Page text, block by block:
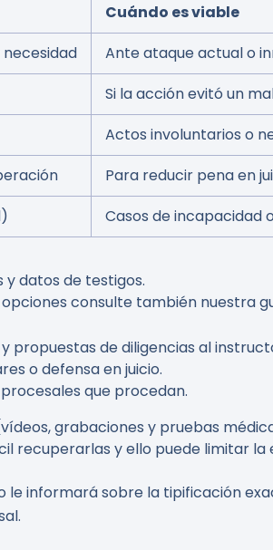
Cuándo es viable
Ante ataque actual o
Si la acción evitó un
Actos involuntarios o
Para reducir pena en
Casos de incapacidad
datos de testigos.
consulte también nuestra
propuestas de diligencias al
o defensa en juicio.
que procedan.
grabaciones y pruebas
recuperarlas y ello puede limitar
informará sobre la tipificación